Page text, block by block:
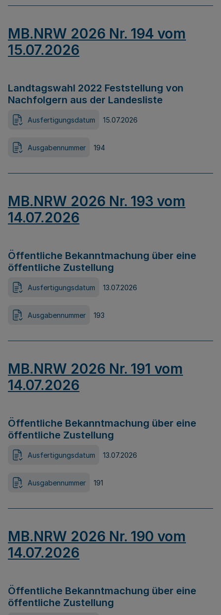
MB.NRW 2026 Nr. 194 vom
15.07.2026
Landtagswahl 2022 Feststellung von
Nachfolgern aus der Landesliste
Ausfertigungsdatum 15.07.2026
Ausgabennummer 194
MB.NRW 2026 Nr. 193 vom
14.07.2026
Öffentliche Bekanntmachung über eine
öffentliche Zustellung
Ausfertigungsdatum 13.07.2026
Ausgabennummer 193
MB.NRW 2026 Nr. 191 vom
14.07.2026
Öffentliche Bekanntmachung über eine
öffentliche Zustellung
Ausfertigungsdatum 13.07.2026
Ausgabennummer 191
MB.NRW 2026 Nr. 190 vom
14.07.2026
Öffentliche Bekanntmachung über eine
öffentliche Zustellung